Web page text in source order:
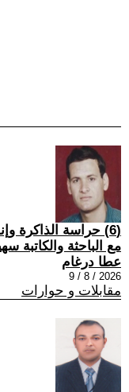
(6) حراسة
مع الباحثة والكاتبة
عطا درغام
2026 / 8 / 9
مقابلات و حوارات